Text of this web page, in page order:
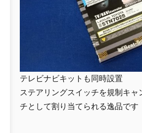
テレビナビキットも同時設置
ステアリングスイッチを規制キャ
チとして割り当てられる逸品です